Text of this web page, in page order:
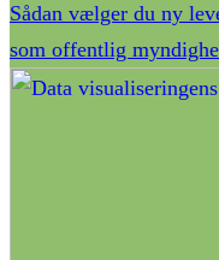
Sådan vælger du ny
som offentlig